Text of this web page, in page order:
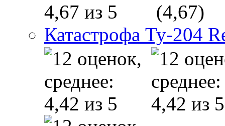
(4,67)
Катастрофа Ту-204